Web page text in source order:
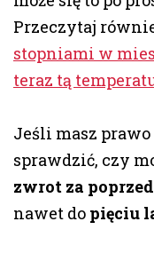
Przeczytaj
stopniami w
teraz tą
Jeśli masz
sprawdzić, czy
zwrot za
nawet do pięciu